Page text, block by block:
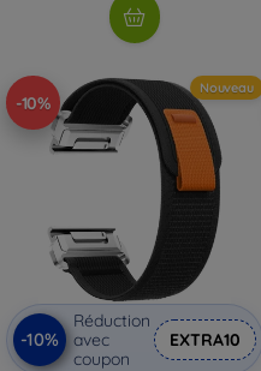
-10%
Nouveau
-10%
Réduction
avec
coupon
EXTRA10